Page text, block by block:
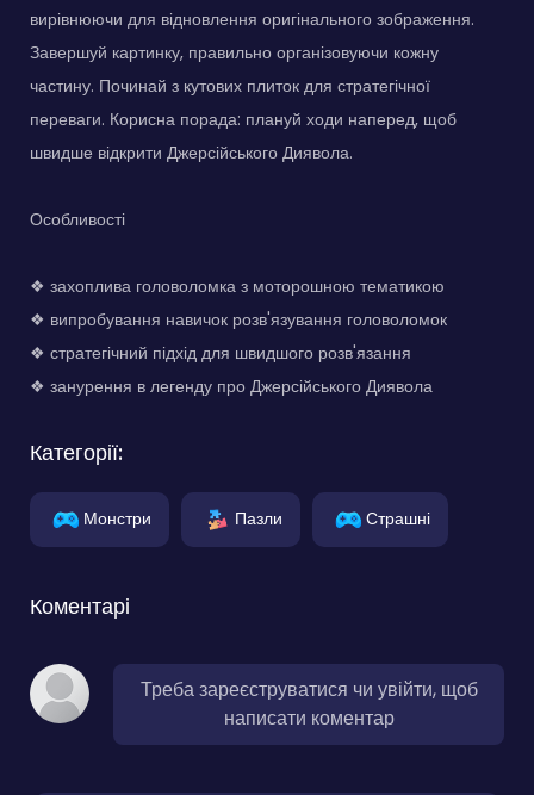
вирівнюючи для відновлення оригінального зображення.
Завершуй картинку, правильно організовуючи кожну
частину. Починай з кутових плиток для стратегічної
переваги. Корисна порада: плануй ходи наперед, щоб
швидше відкрити Джерсійського Диявола.
Особливості
❖ захоплива головоломка з моторошною тематикою
❖ випробування навичок розв'язування головоломок
❖ стратегічний підхід для швидшого розв'язання
❖ занурення в легенду про Джерсійського Диявола
Категорії:
Монстри Пазли Страшні
Коментарі
Треба зареєструватися чи увійти, щоб
написати коментар